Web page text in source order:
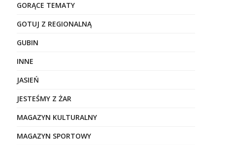
GORĄCE TEMATY
GOTUJ Z REGIONALNĄ
GUBIN
INNE
JASIEŃ
JESTEŚMY Z ŻAR
MAGAZYN KULTURALNY
MAGAZYN SPORTOWY